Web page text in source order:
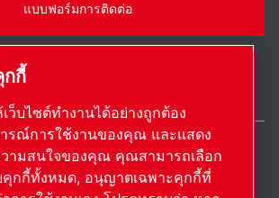
แบบฟอร์มการติดต่อ
ต์ตั้งค่าการใช้งานเอง © 2026 ลิขสิทธิ์
Thailand / TH
กกี้
ว็บไซต์ทำงานได้อย่างถูกต้อง
รณ์การใช้งานของคุณ และแสดง
ามสนใจของคุณ คุณสามารถเลือก
คุกกี้ทั้งหมด, อนุญาตเฉพาะคุกกี้ที่